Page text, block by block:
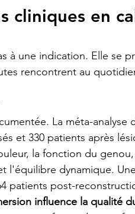
cliniques en
à une indication. Elle se
rencontrent au
La méta-analyse
et 330 patients après
la fonction du
dynamique.
patients post-
influence la qualité